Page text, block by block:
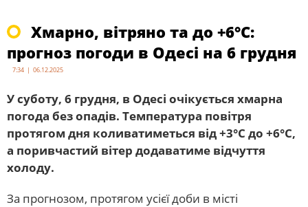
Хмарно, вітряно та до +6°С:
прогноз погоди в Одесі на 6 грудня
7:34 | 06.12.2025
У суботу, 6 грудня, в Одесі очікується хмарна
погода без опадів. Температура повітря
протягом дня коливатиметься від +3°С до +6°С,
а поривчастий вітер додаватиме відчуття
холоду.
За прогнозом, протягом усієї доби в місті